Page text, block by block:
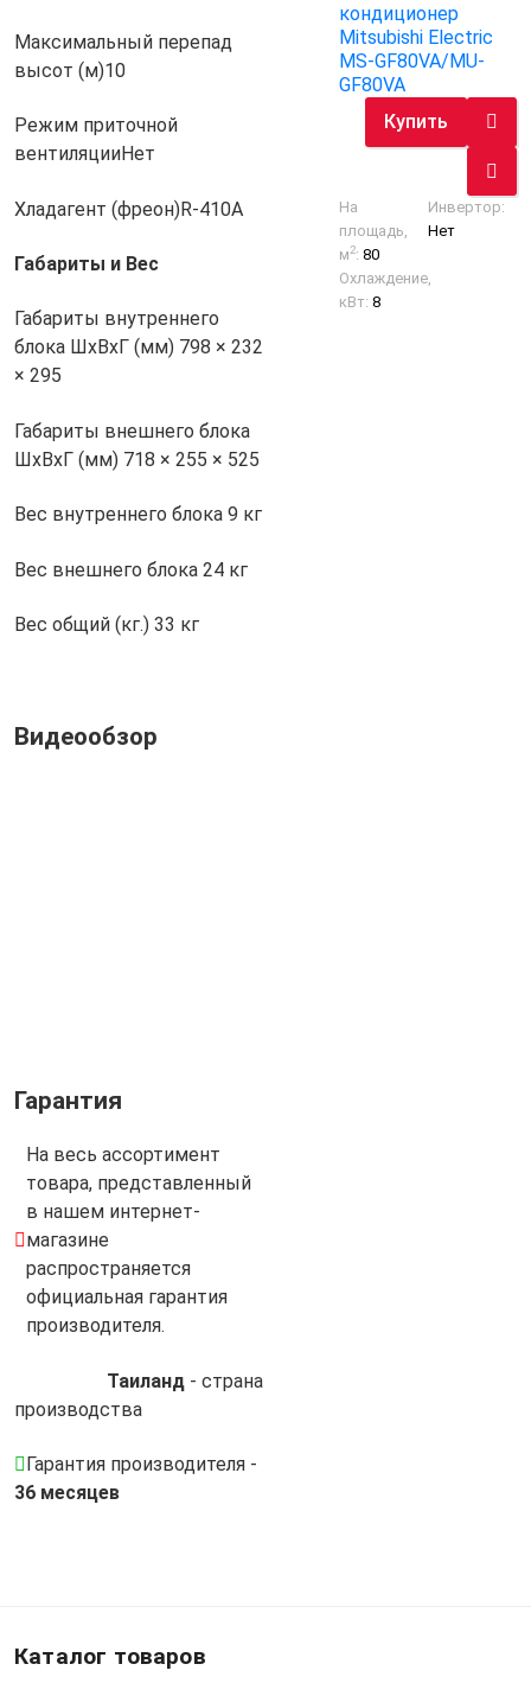
Максимальный перепад
высот (м)10
Режим приточной
вентиляцииНет
Хладагент (фреон)R-410A
Габариты и Вес
Габариты внутреннего
блока ШхВхГ (мм) 798 × 232
× 295
Габариты внешнего блока
ШхВхГ (мм) 718 × 255 × 525
Вес внутреннего блока 9 кг
Вес внешнего блока 24 кг
Вес общий (кг.) 33 кг
Видеообзор
Гарантия
На весь ассортимент
товара, представленный
в нашем интернет-
магазине
распространяется
официальная гарантия
производителя.
Таиланд - cтрана
производства
Гарантия производителя -
36 месяцев
кондиционер
Mitsubishi Electric
MS-GF80VA/MU-
GF80VA
Купить
На
площадь,
м2:80
Инвертор:
Нет
Охлаждение,
кВт:8
Каталог товаров